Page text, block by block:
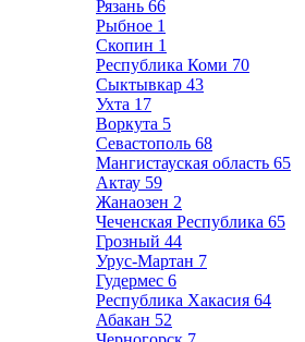
Рязань 66
Рыбное 1
Скопин 1
Республика Коми 70
Сыктывкар 43
Ухта 17
Воркута 5
Севастополь 68
Мангистауская область 65
Актау 59
Жанаозен 2
Чеченская Республика 65
Грозный 44
Урус-Мартан 7
Гудермес 6
Республика Хакасия 64
Абакан 52